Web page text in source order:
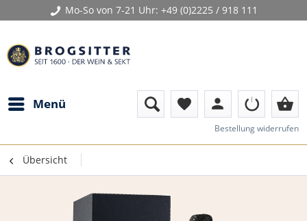
Mo-So von 7-21 Uhr: +49 (0)2225 / 918 111
Menü favorite person shopping_basket
Bestellung widerrufen
Übersicht